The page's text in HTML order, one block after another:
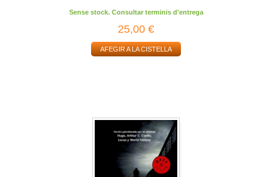
Sense stock. Consultar terminis d'entrega
25,00 €
AFEGIR A LA CISTELLA